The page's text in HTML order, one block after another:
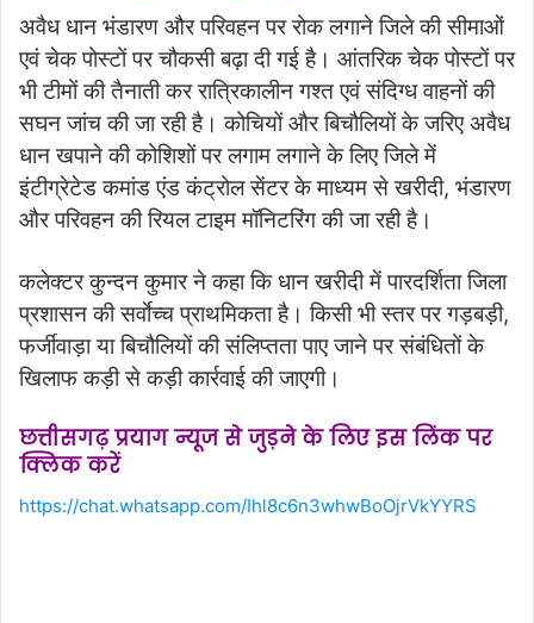
अवैध धान भंडारण और परिवहन पर रोक लगाने जिले की सीमाओं
एवं चेक पोस्टों पर चौकसी बढ़ा दी गई है। आंतरिक चेक पोस्टों पर
भी टीमों की तैनाती कर रात्रिकालीन गश्त एवं संदिग्ध वाहनों की
सघन जांच की जा रही है। कोचियों और बिचौलियों के जरिए अवैध
धान खपाने की कोशिशों पर लगाम लगाने के लिए जिले में
इंटीग्रेटेड कमांड एंड कंट्रोल सेंटर के माध्यम से खरीदी, भंडारण
और परिवहन की रियल टाइम मॉनिटरिंग की जा रही है।
कलेक्टर कुन्दन कुमार ने कहा कि धान खरीदी में पारदर्शिता जिला
प्रशासन की सर्वाेच्च प्राथमिकता है। किसी भी स्तर पर गड़बड़ी,
फर्जीवाड़ा या बिचौलियों की संलिप्तता पाए जाने पर संबंधितों के
खिलाफ कड़ी से कड़ी कार्रवाई की जाएगी।
छत्तीसगढ़ प्रयाग न्यूज से जुड़ने के लिए इस लिंक पर
क्लिक करें
https://chat.whatsapp.com/Ihl8c6n3whwBoOjrVkYYRS